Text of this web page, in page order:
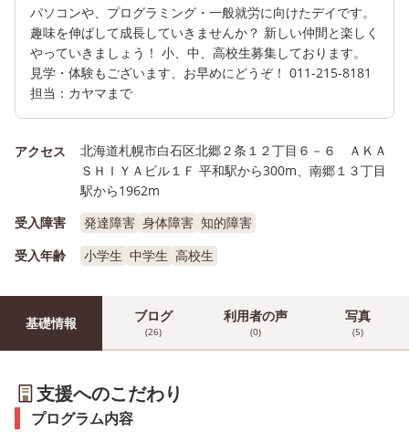
パソコンや、プログラミング・一般就労に向けたデイです。
趣味を伸ばして成長していきませんか？ 新しい仲間と楽しく
やっていきましょう！ 小、中、高校生募集しております。
見学・体験もございます、お早めにどうぞ！ 011-215-8181
担当：カヤマまで
アクセス
北海道札幌市白石区北郷２条１２丁目６－６ ＡＫＡ
ＳＨＩＹＡビル１Ｆ 平和駅から300m、南郷１３丁目
駅から1962m
受入障害
発達障害 身体障害 知的障害
受入年齢
小学生 中学生 高校生
基礎情報 ブログ
(26)
利用者の声
(0)
写真
(5)
支援へのこだわり
プログラム内容